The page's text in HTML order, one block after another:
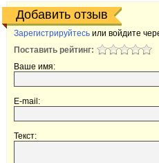
Добавить отзыв
Зарегистрируйтесь или войдите
Поставить рейтинг:
Ваше имя:
E-mail:
Текст: